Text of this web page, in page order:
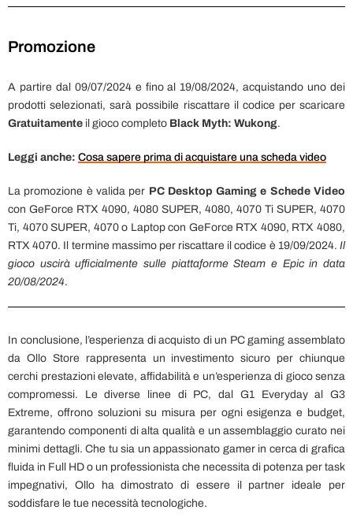
Promozione
A partire dal 09/07/2024 e fino al 19/08/2024, acquistando uno dei
prodotti selezionati, sarà possibile riscattare il codice per scaricare
Gratuitamente il gioco completo Black Myth: Wukong.
Leggi anche: Cosa sapere prima di acquistare una scheda video
La promozione è valida per PC Desktop Gaming e Schede Video
con GeForce RTX 4090, 4080 SUPER, 4080, 4070 Ti SUPER, 4070
Ti, 4070 SUPER, 4070 o Laptop con GeForce RTX 4090, RTX 4080,
RTX 4070. Il termine massimo per riscattare il codice è 19/09/2024. Il
gioco uscirà ufficialmente sulle piattaforme Steam e Epic in data
20/08/2024.
In conclusione, l’esperienza di acquisto di un PC gaming assemblato
da Ollo Store rappresenta un investimento sicuro per chiunque
cerchi prestazioni elevate, affidabilità e un’esperienza di gioco senza
compromessi. Le diverse linee di PC, dal G1 Everyday al G3
Extreme, offrono soluzioni su misura per ogni esigenza e budget,
garantendo componenti di alta qualità e un assemblaggio curato nei
minimi dettagli. Che tu sia un appassionato gamer in cerca di grafica
fluida in Full HD o un professionista che necessita di potenza per task
impegnativi, Ollo ha dimostrato di essere il partner ideale per
soddisfare le tue necessità tecnologiche.